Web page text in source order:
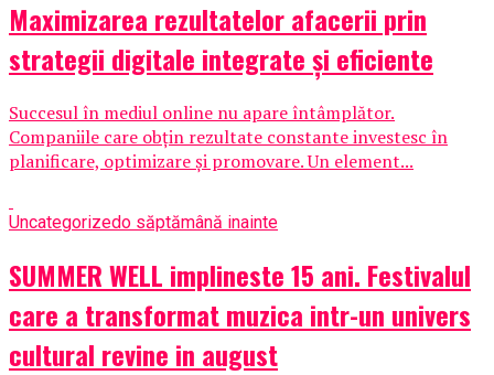
Maximizarea rezultatelor afacerii prin
strategii digitale integrate și eficiente
Succesul în mediul online nu apare întâmplător.
Companiile care obțin rezultate constante investesc în
planificare, optimizare și promovare. Un element...
Uncategorizedo săptămână inainte
SUMMER WELL implineste 15 ani. Festivalul
care a transformat muzica intr-un univers
cultural revine in august